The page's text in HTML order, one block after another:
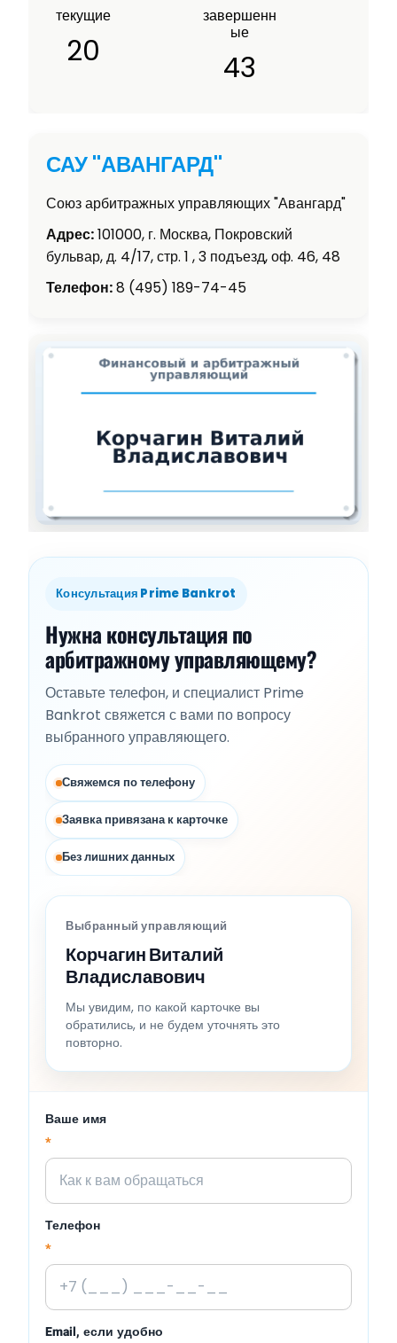
текущие
20
завершенн
ые
43
САУ "АВАНГАРД"
Союз арбитражных управляющих "Авангард"
Адрес:101000, г. Москва, Покровский
бульвар, д. 4/17, стр. 1 , 3 подъезд, оф. 46, 48
Телефон:8 (495) 189-74-45
Консультация Prime Bankrot
Нужна консультация по
арбитражному управляющему?
Оставьте телефон, и специалист Prime
Bankrot свяжется с вами по вопросу
выбранного управляющего.
Свяжемся по телефону
Заявка привязана к карточке
Без лишних данных
Выбранный управляющий
Корчагин Виталий
Владиславович
Мы увидим, по какой карточке вы
обратились, и не будем уточнять это
повторно.
Ваше имя
*
Телефон
*
Email, если удобно